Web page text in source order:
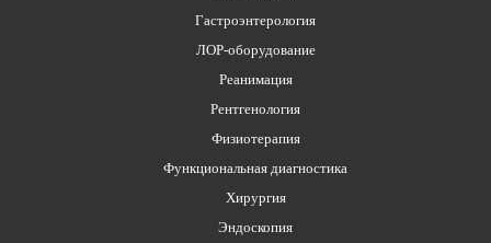
Гастроэнтерология
ЛОР-оборудование
Реанимация
Рентгенология
Физиотерапия
Функциональная диагностика
Хирургия
Эндоскопия